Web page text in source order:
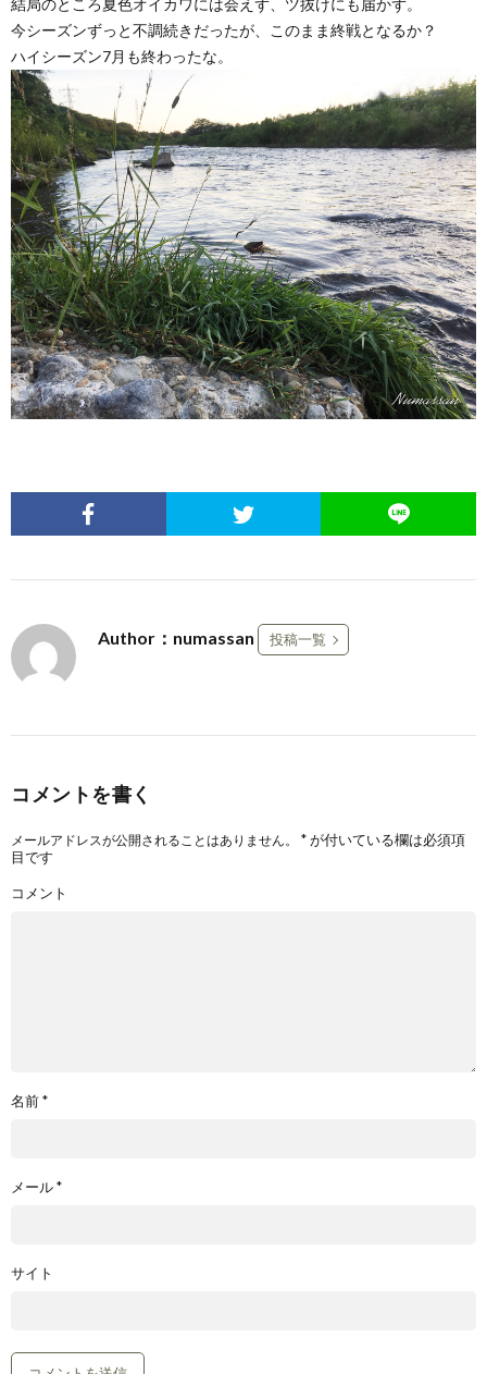
結局のところ夏色オイカワには会えず、ツ抜けにも届かず。
今シーズンずっと不調続きだったが、このまま終戦となるか？
ハイシーズン7月も終わったな。
Author：numassan 投稿一覧
コメントを書く
メールアドレスが公開されることはありません。 *が付いている欄は必須項
目です
コメント
名前*
メール*
サイト